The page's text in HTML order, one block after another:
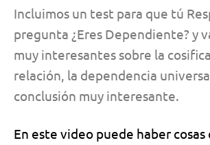
Incluimos un test para que tú
pregunta ¿Eres Dependiente? y
muy interesantes sobre la
relación, la dependencia
conclusión muy interesante.
En este video puede haber cosas